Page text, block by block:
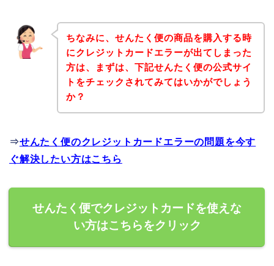
ちなみに、せんたく便の商品を購入する時
にクレジットカードエラーが出てしまった
方は、まずは、下記せんたく便の公式サイ
トをチェックされてみてはいかがでしょう
か？
⇒せんたく便のクレジットカードエラーの問題を今す
ぐ解決したい方はこちら
せんたく便でクレジットカードを使えな
い方はこちらをクリック